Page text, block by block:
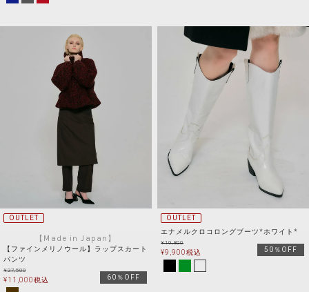
OUTLET
【Made in Japan】
【ファインメリノウール】ラップスカート
パンツ
¥27,500
¥11,000税込 60％OFF
OUTLET
エナメルクロコロングブーツ*ホワイト*
¥19,800
¥9,900税込 50％OFF